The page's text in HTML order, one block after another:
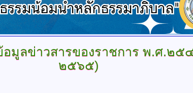
มูลข่าวสารของราชการ พ.ศ.๒๕
๒๕๖๕)